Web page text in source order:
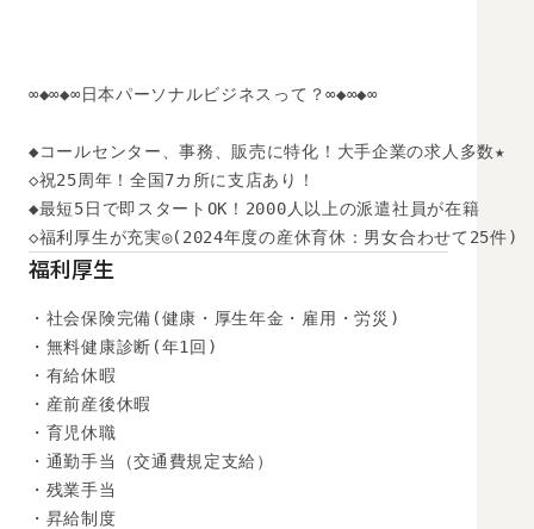
∞◆∞◆∞日本パーソナルビジネスって？∞◆∞◆∞
◆コールセンター、事務、販売に特化！大手企業の求人多数★
◇祝25周年！全国7カ所に支店あり！
◆最短5日で即スタートOK！2000人以上の派遣社員が在籍
◇福利厚生が充実◎(2024年度の産休育休：男女合わせて25件)
福利厚生
・社会保険完備(健康・厚生年金・雇用・労災)
・無料健康診断(年1回)
・有給休暇
・産前産後休暇
・育児休職
・通勤手当（交通費規定支給）
・残業手当
・昇給制度